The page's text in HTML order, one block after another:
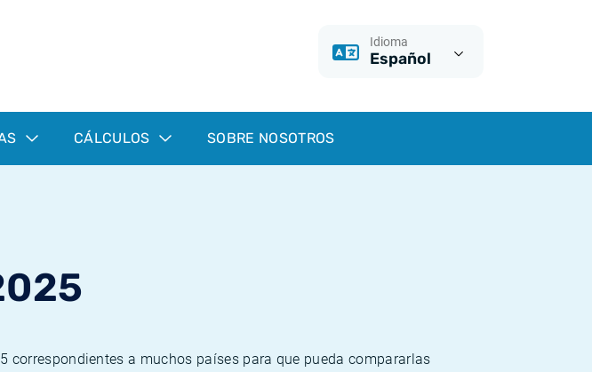
Idioma
Español
CÁLCULOS SOBRE NOSOTROS
a muchos países para que pueda compararlas